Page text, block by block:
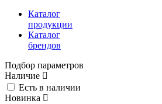
Каталог
продукции
Каталог
брендов
Подбор параметров
Наличие
Есть в наличии
Новинка